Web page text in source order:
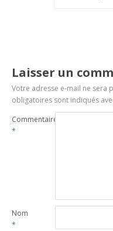
Laisser un
Votre adresse e-mail ne sera
obligatoires sont indiqués
Commentaire
*
Nom
*